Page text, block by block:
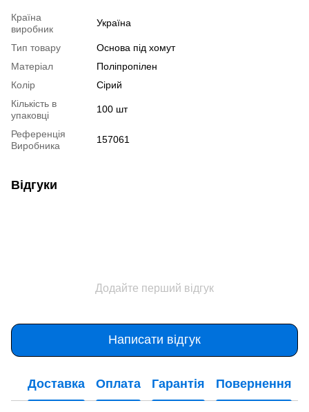
Країна
виробник
Україна
Тип товару
Основа під хомут
Матеріал
Поліпропілен
Колір
Сірий
Кількість в
упаковці
100 шт
Референція
Виробника
157061
Відгуки
Додайте перший відгук
Написати відгук
Доставка Оплата Гарантія Повернення